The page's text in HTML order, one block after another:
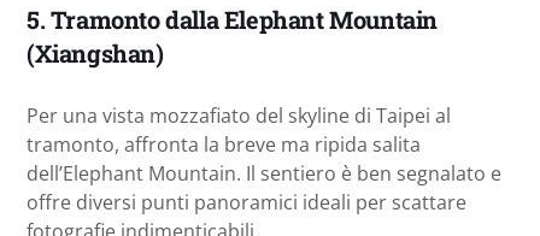
5. Tramonto dalla Elephant Mountain
(Xiangshan)
Per una vista mozzafiato del skyline di Taipei al
tramonto, affronta la breve ma ripida salita
dell’Elephant Mountain. Il sentiero è ben segnalato e
offre diversi punti panoramici ideali per scattare
fotografie indimenticabili.